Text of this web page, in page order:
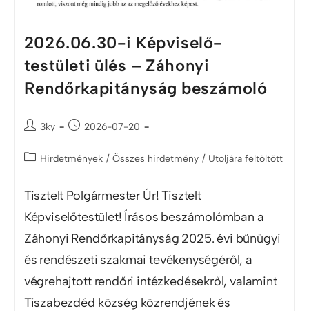
2026.06.30-i Képviselő-
testületi ülés – Záhonyi
Rendőrkapitányság beszámoló
3ky 2026-07-20
Hirdetmények / Összes hirdetmény / Utoljára feltöltött
Tisztelt Polgármester Úr! Tisztelt
Képviselőtestület! Írásos beszámolómban a
Záhonyi Rendőrkapitányság 2025. évi bűnügyi
és rendészeti szakmai tevékenységéről, a
végrehajtott rendőri intézkedésekről, valamint
Tiszabezdéd község közrendjének és